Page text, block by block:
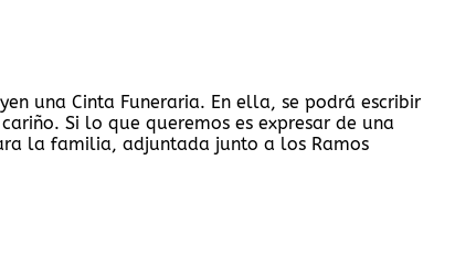
una Cinta Funeraria. En ella, se podrá escribir
Si lo que queremos es expresar de una
la familia, adjuntada junto a los Ramos